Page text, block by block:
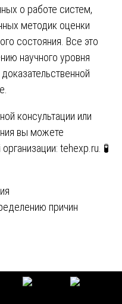
о работе систем,
методик оценки
состояния. Все это
научного уровня
консультации или
вы можете
tehexp.ru . 🧪
причин
кровли в офисе
фактически